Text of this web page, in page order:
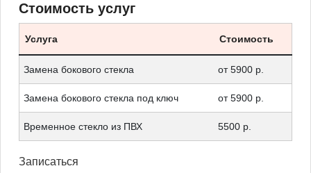
Стоимость услуг
Услуга Стоимость
Замена бокового стекла от 5900 р.
Замена бокового стекла под ключ от 5900 р.
Временное стекло из ПВХ 5500 р.
Записаться